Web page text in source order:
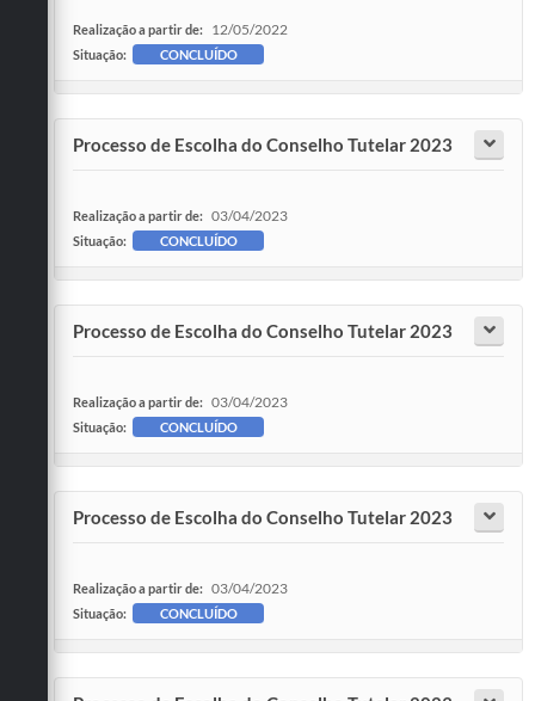
Realização a partir de: 12/05/2022
Situação: CONCLUÍDO
Processo de Escolha do Conselho Tutelar 2023
Realização a partir de: 03/04/2023
Situação: CONCLUÍDO
Processo de Escolha do Conselho Tutelar 2023
Realização a partir de: 03/04/2023
Situação: CONCLUÍDO
Processo de Escolha do Conselho Tutelar 2023
Realização a partir de: 03/04/2023
Situação: CONCLUÍDO